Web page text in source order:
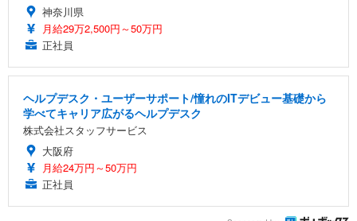
神奈川県
月給29万2,500円～50万円
正社員
ヘルプデスク・ユーザーサポート/憧れのITデビュー基礎から
学べてキャリア広がるヘルプデスク
株式会社スタッフサービス
大阪府
月給24万円～50万円
正社員